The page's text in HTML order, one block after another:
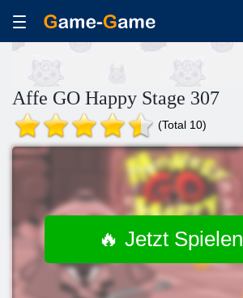
Affe GO Happy Stage 307
(Total 10)
🔥 Jetzt Spielen